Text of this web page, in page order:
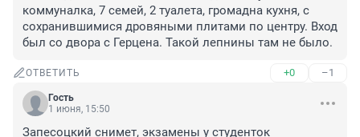
коммуналка, 7 семей, 2 туалета, громадна кухня, с
сохранившимися дровяными плитами по центру. Вход
был со двора с Герцена. Такой лепнины там не было.
ОТВЕТИТЬ +0 –1
Гость
1 июня, 15:50
Запесоцкий снимет, экзамены у студенток